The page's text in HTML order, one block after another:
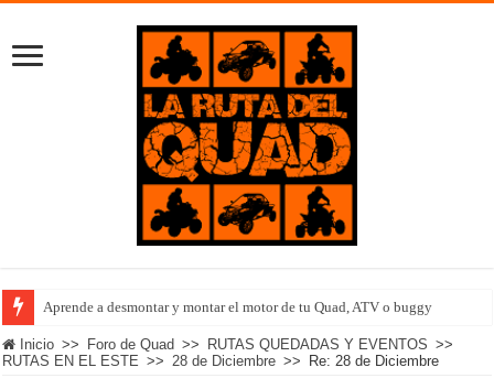
Aprende a desmontar y montar el motor de tu Quad, ATV o buggy
Inicio >> Foro de Quad >> RUTAS QUEDADAS Y EVENTOS >>
RUTAS EN EL ESTE >> 28 de Diciembre >> Re: 28 de Diciembre